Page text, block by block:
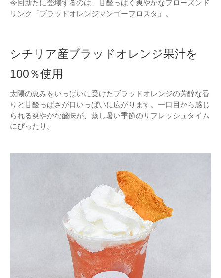
今回新たに登場するのは、甘酸っぱく爽やかなフローズンド
リンク『ブラッドオレンジマンゴーフロスタ』。
シチリア産ブラッドオレンジ果汁を
100％使用
太陽の恵みをいっぱいに受けたブラッドオレンジの芳醇な香
りと甘酸っぱさが口いっぱいに広がります。一口目から感じ
られる爽やかな酸味が、蒸し暑い季節のリフレッシュタイム
にぴったり。